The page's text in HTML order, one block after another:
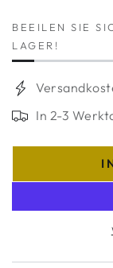
BEEILEN SIE
LAGER!
In 2-3